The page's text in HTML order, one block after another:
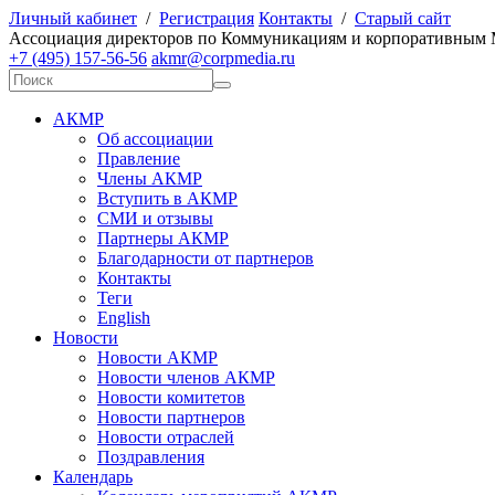
Личный кабинет / Регистрация Контакты / Старый сайт
Ассоциация директоров по Коммуникациям и корпоративным
+7 (495) 157-56-56 akmr@corpmedia.ru
АКМР
Об ассоциации
Правление
Члены АКМР
Вступить в АКМР
СМИ и отзывы
Партнеры АКМР
Благодарности от партнеров
Контакты
Теги
English
Новости
Новости АКМР
Новости членов АКМР
Новости комитетов
Новости партнеров
Новости отраслей
Поздравления
Календарь